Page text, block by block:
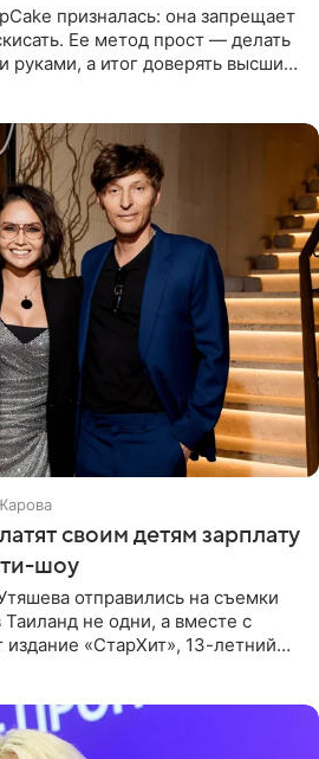
призналась: она запрещает
Ее метод прост — делать
руками, а итог доверять высшим
своим детям зарплату
шоу
отправились на съемки
не одни, а вместе с
«СтарХит», 13-летний